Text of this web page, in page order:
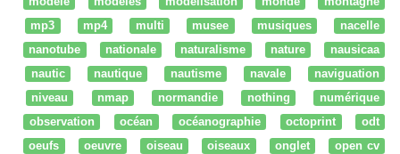
mp3
mp4 multi musee musiques
nacelle
nanotube
nationale naturalisme nature
nausicaa
nautic
nautique nautisme navale
naviguation
niveau
nmap normandie nothing
numérique
observation
océan océanographie octoprint
odt
oeufs
oeuvre oiseau oiseaux onglet
open cv